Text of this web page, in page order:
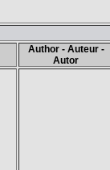
Author - Auteur -
Autor